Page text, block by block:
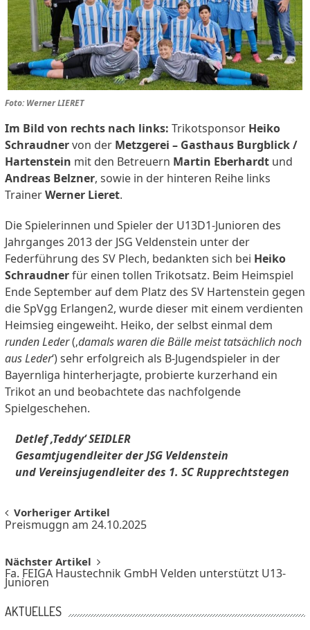
Foto: Werner LIERET
Im Bild von rechts nach links: Trikotsponsor Heiko
Schraudnervon der Metzgerei – Gasthaus Burgblick /
Hartenstein mit den Betreuern Martin Eberhardtund
Andreas Belzner, sowie in der hinteren Reihe links
TrainerWerner Lieret.
Die Spielerinnen und Spieler der U13D1-Junioren des
Jahrganges 2013 der JSG Veldenstein unter der
Federführung des SV Plech, bedankten sich bei Heiko
Schraudnerfür einen tollen Trikotsatz. Beim Heimspiel
Ende September auf dem Platz des SV Hartenstein gegen
die SpVgg Erlangen2, wurde dieser mit einem verdienten
Heimsieg eingeweiht. Heiko, der selbst einmal dem
runden Leder(‚damals waren die Bälle meist tatsächlich noch
aus Leder‘) sehr erfolgreich als B-Jugendspieler in der
Bayernliga hinterherjagte, probierte kurzerhand ein
Trikot an und beobachtete das nachfolgende
Spielgeschehen.
Detlef ‚Teddy‘ SEIDLER
Gesamtjugendleiter der JSG Veldenstein
und Vereinsjugendleiter des 1. SC Rupprechtstegen
Post
navigation
Vorheriger Artikel
Preismuggn am 24.10.2025
Nächster Artikel
Fa. FEIGA Haustechnik GmbH Velden unterstützt U13-
Junioren
AKTUELLES